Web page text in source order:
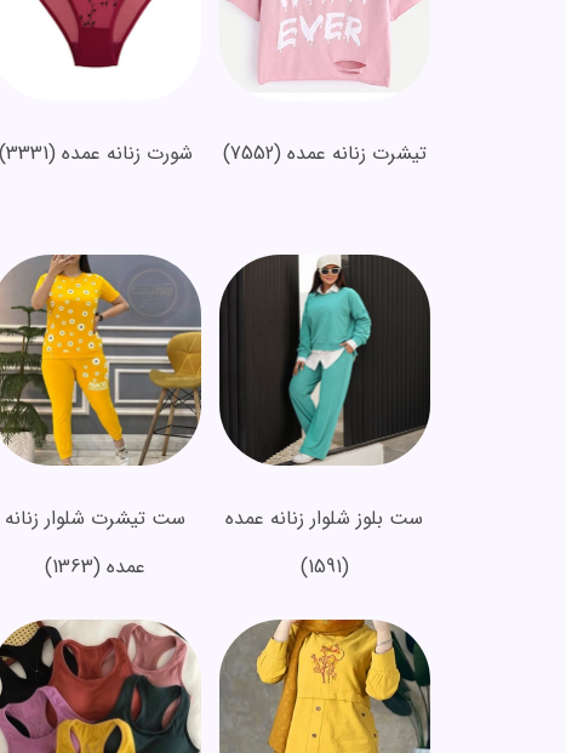
تیشرت زنانه عمده (7552) شورت زنانه عمده (3331)
ست بلوز شلوار زنانه عمده
(1591)
ست تیشرت شلوار زنانه
عمده (1363)